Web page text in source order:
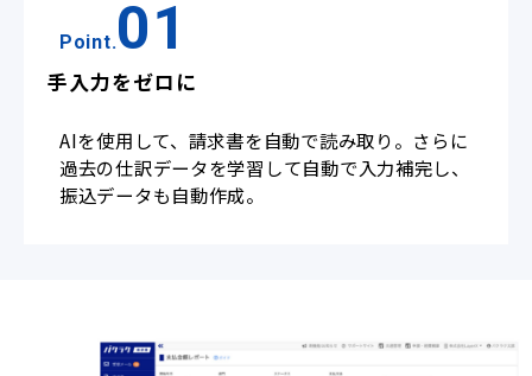
Point.01
手入力をゼロに
AIを使用して、請求書を自動で読み取り。さらに
過去の仕訳データを学習して自動で入力補完し、
振込データも自動作成。